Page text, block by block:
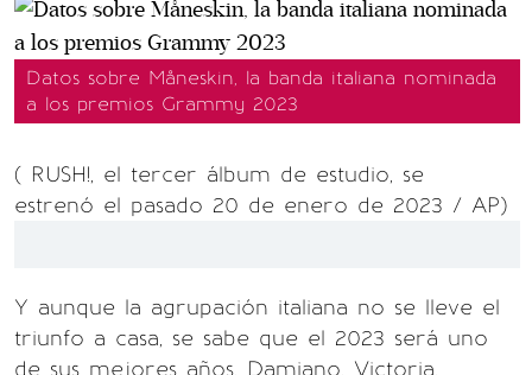
Datos sobre Måneskin, la banda italiana nominada
a los premios Grammy 2023
( RUSH!, el tercer álbum de estudio, se
estrenó el pasado 20 de enero de 2023 / AP)
Y aunque la agrupación italiana no se lleve el
triunfo a casa, se sabe que el 2023 será uno
de sus mejores años. Damiano, Victoria,